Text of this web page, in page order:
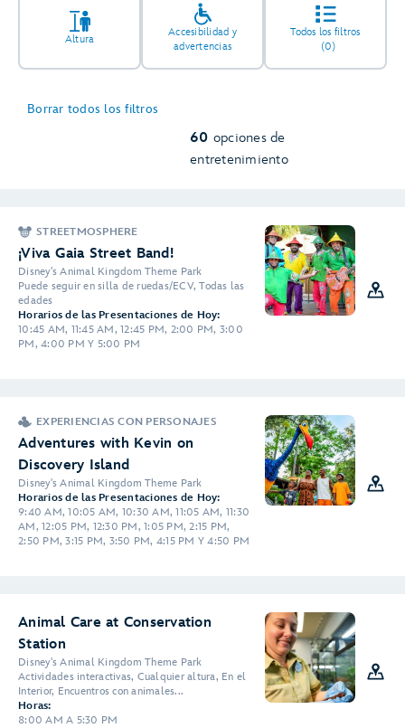
Altura
Accesibilidad y
advertencias
Todos los filtros
(0)
Borrar todos los filtros
60 opciones de
entretenimiento
STREETMOSPHERE
¡Viva Gaia Street Band!
Disney's Animal Kingdom Theme Park
Puede seguir en silla de ruedas/ECV, Todas las
edades
Horarios de las Presentaciones de Hoy:
10:45 AM, 11:45 AM, 12:45 PM, 2:00 PM, 3:00
PM, 4:00 PM Y 5:00 PM
EXPERIENCIAS CON PERSONAJES
Adventures with Kevin on
Discovery Island
Disney's Animal Kingdom Theme Park
Horarios de las Presentaciones de Hoy:
9:40 AM, 10:05 AM, 10:30 AM, 11:05 AM, 11:30
AM, 12:05 PM, 12:30 PM, 1:05 PM, 2:15 PM,
2:50 PM, 3:15 PM, 3:50 PM, 4:15 PM Y 4:50 PM
Animal Care at Conservation
Station
Disney's Animal Kingdom Theme Park
Actividades interactivas, Cualquier altura, En el
Interior, Encuentros con animales...
Horas:
8:00 AM A 5:30 PM
4
2
2
2